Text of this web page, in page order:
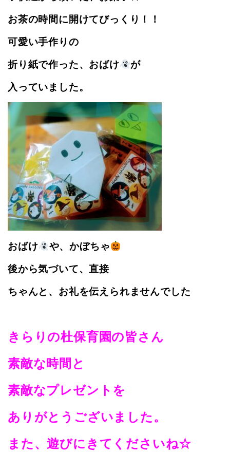
お茶の時間に開けてびっくり！！
可愛い手作りの
折り紙で作った、おばけ
が
入っていました。
おばけ
や、かぼちゃ
後から気づいて、直接
ちゃんと、お礼を伝えられませんでした
きらりの杜保育園の皆さん
素敵な時間と
素敵なプレゼントを
ありがとうございました。
また、遊びにきてくださいね☆